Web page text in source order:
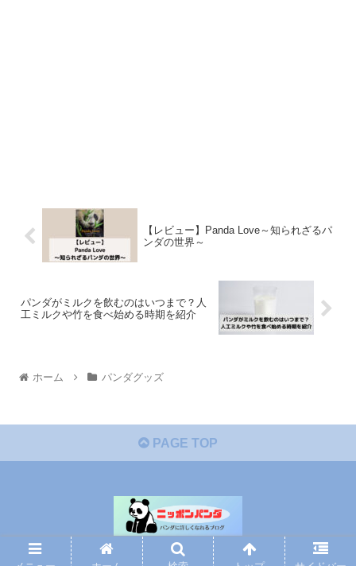
【レビュー】Panda Love～知られざるパ
ンダの世界～
パンダがミルクを飲むのはいつまで？人
工ミルクや竹を食べ始める時期を紹介
ホーム パンダグッズ
PAGE TOP
© 2022 ニッポンパンダ -パンダに詳しくなれるブログ-.